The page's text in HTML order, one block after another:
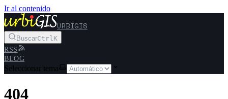
Ir al contenido
URBIGIS
BuscarCtrlK
RSS
BLOG
Seleccionar tema
404